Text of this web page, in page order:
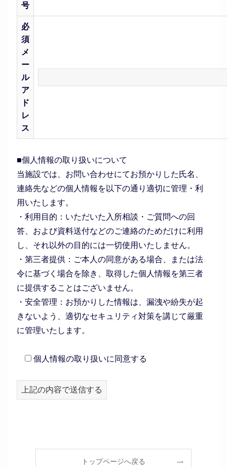
号
必
須
メ
ー
ル
ア
ド
レ
ス
■個人情報の取り扱いについて
当施設では、お問い合わせにてお預かりした氏名、
連絡先などの個人情報を以下の通り適切に管理・利
用いたします。
・利用目的：いただいた入所相談・ご質問への回
答、および資料送付などのご連絡のためだけに利用
し、それ以外の目的には一切使用いたしません。
・第三者提供：ご本人の同意がある場合、または法
令に基づく場合を除き、取得した個人情報を第三者
に提供することはございません。
・安全管理：お預かりした情報は、漏洩や紛失が起
きないよう、適切なセキュリティ対策を講じて厳重
に管理いたします。
個人情報の取り扱いに同意する
トップページへ戻る